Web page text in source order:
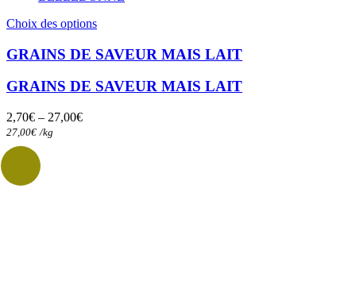
Choix des optionsCe
a
plusieurs
variations.
Les
GRAINS DE SAVEUR MAIS LAIT
GRAINS DE SAVEUR MAIS LAIT
2,70€ – 27,00€
27,00€ /kg